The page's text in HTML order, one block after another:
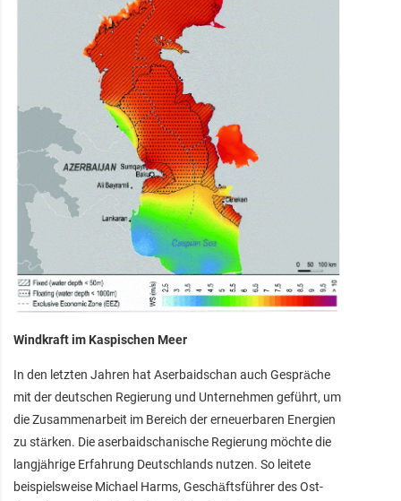
Windkraft im Kaspischen Meer
In den letzten Jahren hat Aserbaidschan auch Gespräche
mit der deutschen Regierung und Unternehmen geführt, um
die Zusammenarbeit im Bereich der erneuerbaren Energien
zu stärken. Die aserbaidschanische Regierung möchte die
langjährige Erfahrung Deutschlands nutzen. So leitete
beispielsweise Michael Harms, Geschäftsführer des Ost-